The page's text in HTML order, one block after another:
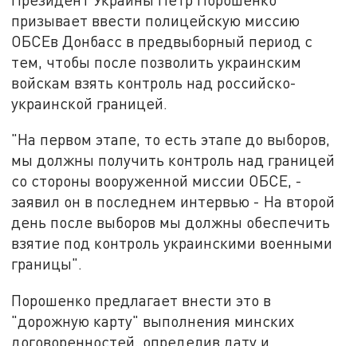
призывает ввести полицейскую миссию
ОБСЕв Донбасс в предвыборный период с
тем, чтобы после позволить украинским
войскам взять контроль над российско-
украинской границей.
"На первом этапе, то есть этапе до выборов,
мы должны получить контроль над границей
со стороны вооруженной миссии ОБСЕ, -
заявил он в последнем интервью - На второй
день после выборов мы должны обеспечить
взятие под контроль украинскими военными
границы".
Порошенко предлагает внести это в
"дорожную карту" выполнения минских
договоренностей, определив дату и